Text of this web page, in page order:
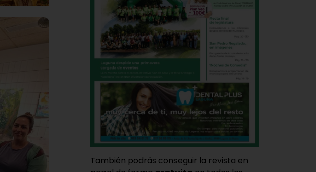
También podrás conseguir la revista en